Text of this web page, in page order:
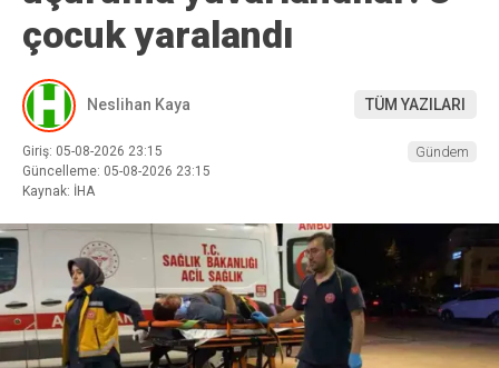
çocuk yaralandı
Neslihan Kaya TÜM YAZILARI
Giriş: 05-08-2026 23:15
Güncelleme: 05-08-2026 23:15
Kaynak: İHA
Gündem